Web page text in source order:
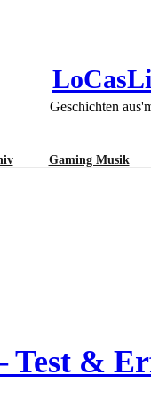
Geschichten
Gaming Musik
Test &